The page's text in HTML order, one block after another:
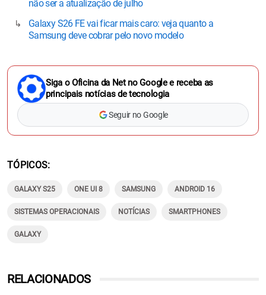
não ser a atualização de julho
Galaxy S26 FE vai ficar mais caro: veja quanto a
Samsung deve cobrar pelo novo modelo
Siga o Oficina da Net no Google e receba as
principais notícias de tecnologia
Seguir no Google
TÓPICOS
GALAXY S25 ONE UI 8 SAMSUNG ANDROID 16
SISTEMAS OPERACIONAIS NOTÍCIAS SMARTPHONES
GALAXY
RELACIONADOS